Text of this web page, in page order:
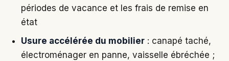
périodes de vacance et les frais de remise en
état
Usure accélérée du mobilier: canapé taché,
électroménager en panne, vaisselle ébréchée ;